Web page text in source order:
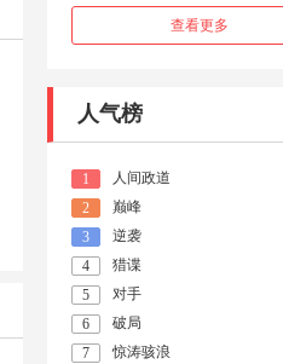
查看更多
人气榜
1
人间政道
2
巅峰
3
逆袭
4
猎谍
5
对手
6
破局
7
惊涛骇浪